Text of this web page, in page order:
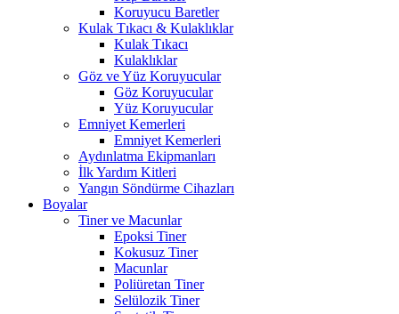
Koruyucu Baretler
Kulak Tıkacı & Kulaklıklar
Kulak Tıkacı
Kulaklıklar
Göz ve Yüz Koruyucular
Göz Koruyucular
Yüz Koruyucular
Emniyet Kemerleri
Emniyet Kemerleri
Aydınlatma Ekipmanları
İlk Yardım Kitleri
Yangın Söndürme Cihazları
Boyalar
Tiner ve Macunlar
Epoksi Tiner
Kokusuz Tiner
Macunlar
Poliüretan Tiner
Selülozik Tiner